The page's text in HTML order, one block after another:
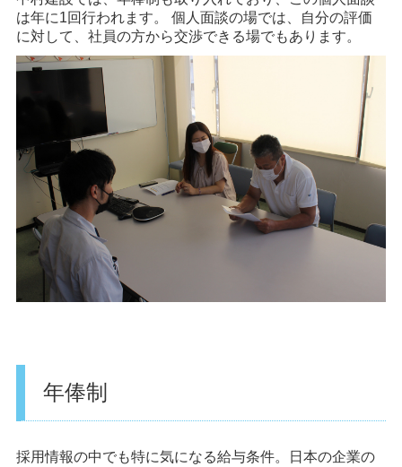
は年に1回行われます。 個人面談の場では、自分の評価
に対して、社員の方から交渉できる場でもあります。
年俸制
採用情報の中でも特に気になる給与条件。日本の企業の